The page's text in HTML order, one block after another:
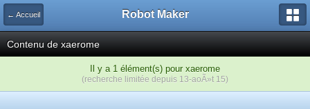
← Accueil Robot Maker
Contenu de xaerome
Il y a 1 élément(s) pour xaerome
(recherche limitée depuis 13-aoÃ»t 15)